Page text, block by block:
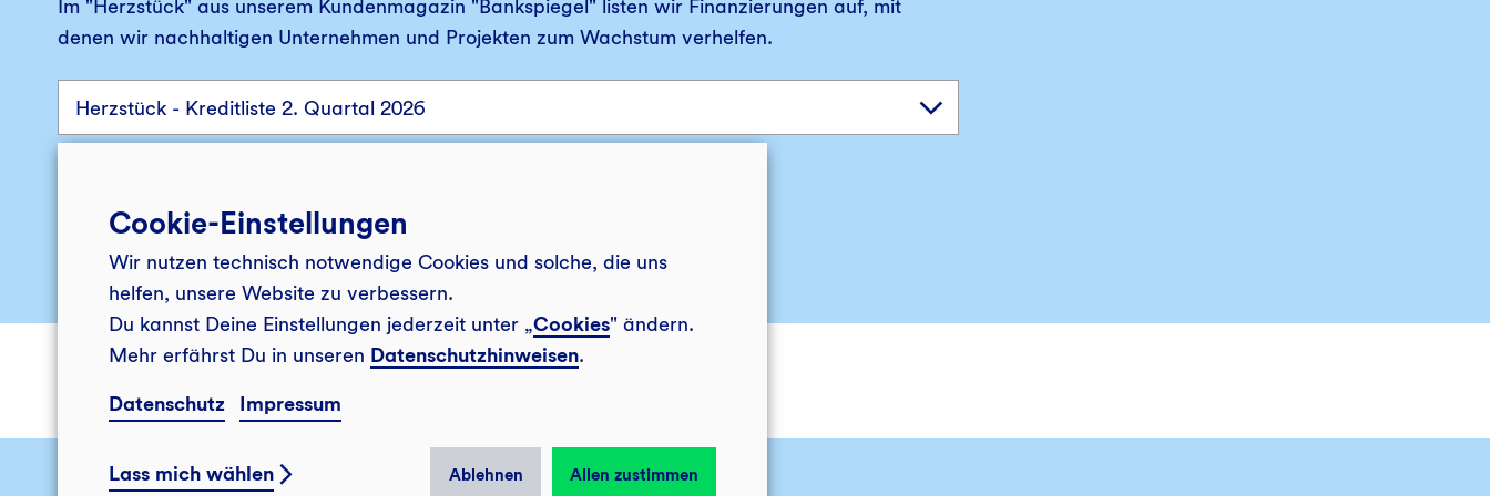
Im "Herzstück" aus unserem Kundenmagazin "Bankspiegel" listen wir Finanzierungen auf, mit
denen wir nachhaltigen Unternehmen und Projekten zum Wachstum verhelfen.
Cookie-Einstellungen
Wir nutzen technisch notwendige Cookies und solche, die uns
helfen, unsere Website zu verbessern.
Du kannst Deine Einstellungen jederzeit unter „Cookies" ändern.
Mehr erfährst Du in unseren Datenschutzhinweisen.
Datenschutz Impressum
Lass mich wählen Ablehnen Allen zustimmen